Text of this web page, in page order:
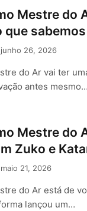
Mestre do
que sabemos
junho 26, 2026
do Ar vai ter
antes mesmo…
Mestre do
Zuko e
maio 21, 2026
do Ar está de
lançou um…